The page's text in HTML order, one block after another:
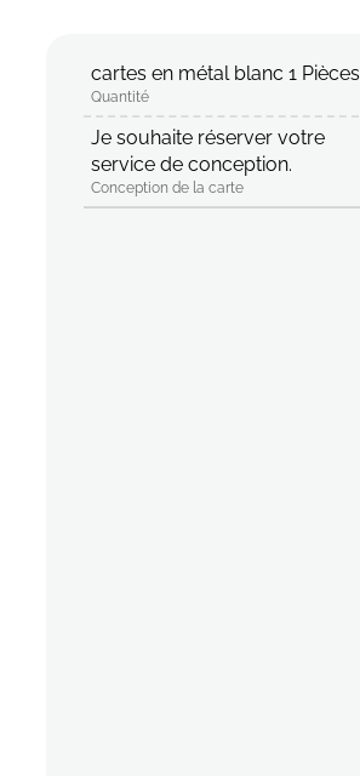
cartes en métal blanc 1 Pièces
Quantité
Je souhaite réserver votre
service de conception.
Conception de la carte